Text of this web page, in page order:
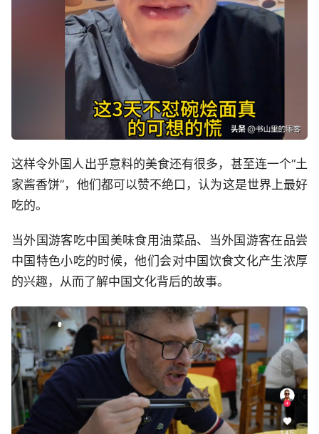
这样令外国人出乎意料的美食还有很多，甚至连一个“土
家酱香饼”，他们都可以赞不绝口，认为这是世界上最好
吃的。
当外国游客吃中国美味食用油菜品、当外国游客在品尝
中国特色小吃的时候，他们会对中国饮食文化产生浓厚
的兴趣，从而了解中国文化背后的故事。